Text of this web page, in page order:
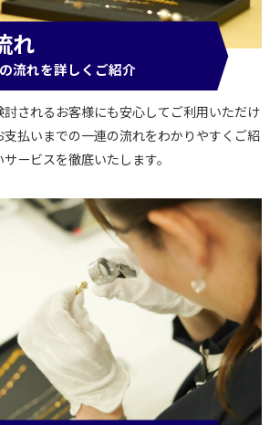
れ
流れを詳しくご紹介
されるお客様にも安心してご利用いただけ
払いまでの一連の流れをわかりやすくご紹
ービスを徹底いたします。